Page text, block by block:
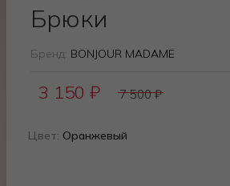
Брюки
Бренд: BONJOUR MADAME
3 150₽ 7 500₽
Цвет: Оранжевый